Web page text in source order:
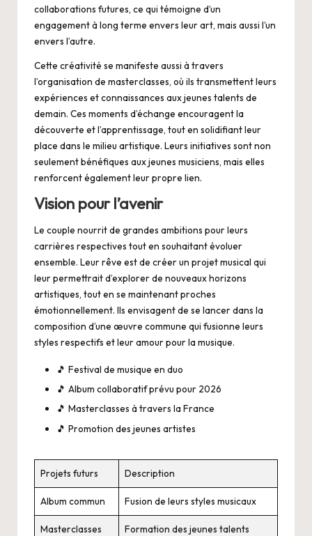
collaborations futures, ce qui témoigne d’un
engagement à long terme envers leur art, mais aussi l’un
envers l’autre.
Cette créativité se manifeste aussi à travers
l’organisation de masterclasses, où ils transmettent leurs
expériences et connaissances aux jeunes talents de
demain. Ces moments d’échange encouragent la
découverte et l’apprentissage, tout en solidifiant leur
place dans le milieu artistique. Leurs initiatives sont non
seulement bénéfiques aux jeunes musiciens, mais elles
renforcent également leur propre lien.
Vision pour l’avenir
Le couple nourrit de grandes ambitions pour leurs
carrières respectives tout en souhaitant évoluer
ensemble. Leur rêve est de créer un projet musical qui
leur permettrait d’explorer de nouveaux horizons
artistiques, tout en se maintenant proches
émotionnellement. Ils envisagent de se lancer dans la
composition d’une œuvre commune qui fusionne leurs
styles respectifs et leur amour pour la musique.
🎵 Festival de musique en duo
🎵 Album collaboratif prévu pour 2026
🎵 Masterclasses à travers la France
🎵 Promotion des jeunes artistes
Projets futurs Description
Album commun Fusion de leurs styles musicaux
Masterclasses Formation des jeunes talents